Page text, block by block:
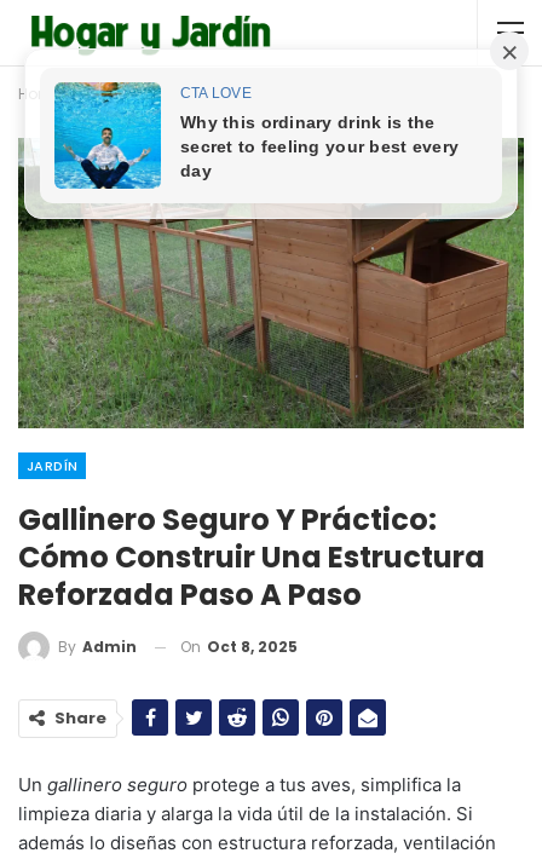
Home Jardín
JARDÍN
Gallinero Seguro Y Práctico:
Cómo Construir Una Estructura
Reforzada Paso A Paso
By Admin On Oct 8, 2025
Share
Un gallinero seguro protege a tus aves, simplifica la
limpieza diaria y alarga la vida útil de la instalación. Si
además lo diseñas con estructura reforzada, ventilación